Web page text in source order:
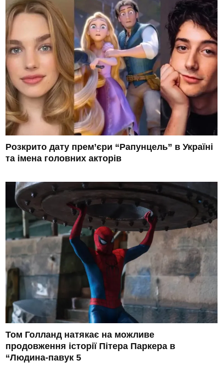
Розкрито дату прем’єри “Рапунцель” в Україні
та імена головних акторів
Том Голланд натякає на можливе
продовження історії Пітера Паркера в
“Людина-павук 5